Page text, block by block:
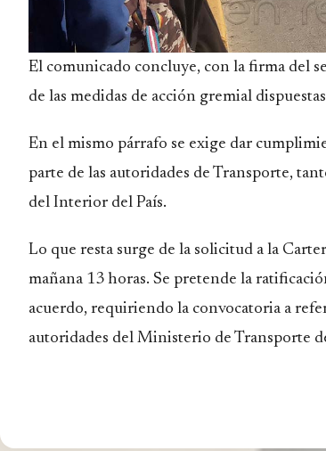
El comunicado concluye, con la firma del
de las medidas de acción gremial
En el mismo párrafo se exige dar
parte de las autoridades de Transporte,
del Interior del País.
Lo que resta surge de la solicitud a la
mañana 13 horas. Se pretende la
acuerdo, requiriendo la convocatoria a
autoridades del Ministerio de Transporte